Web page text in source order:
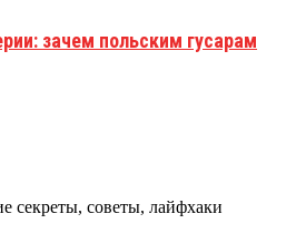
зачем польским гусарам
секреты, советы, лайфхаки